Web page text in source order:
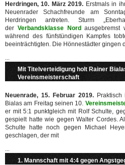
Herdringen, 10. März 2019. Erstmals in
Neuenrader Schachfreunde am
Herdringen antreten. Sturm
der Verbandsklasse Nord ausgebremst
während des fünfstündigen Kampfes
beeinträchtigten. Die Hönnestädter gingen
...
Mit Titelverteidigung holt Rainer
Vereinsmeisterschaft
Neuenrade, 15. Februar 2019.Praktisch
Bialas am Freitag seinen 10.
er mit 5:1 punktgleich mit Rolf Schulte,
gespielt hatte wie gegen Walter Cordes.
Schulte hatte noch gegen Michael
geschlagen, der mit
...
1. Mannschaft mit 4:4 gegen